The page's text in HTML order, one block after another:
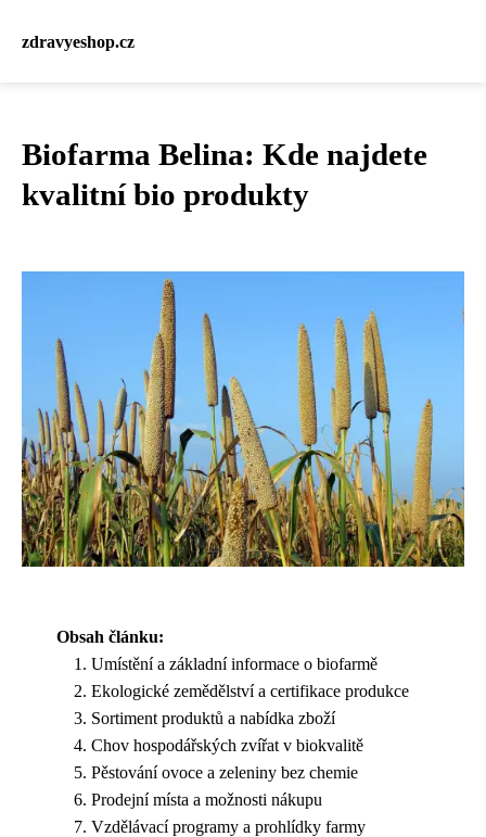
zdravyeshop.cz
Biofarma Belina: Kde najdete
kvalitní bio produkty
Obsah článku:
Umístění a základní informace o biofarmě
Ekologické zemědělství a certifikace produkce
Sortiment produktů a nabídka zboží
Chov hospodářských zvířat v biokvalitě
Pěstování ovoce a zeleniny bez chemie
Prodejní místa a možnosti nákupu
Vzdělávací programy a prohlídky farmy